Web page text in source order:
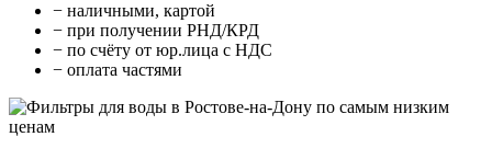
− наличными, картой
− при получении РНД/КРД
− по счёту от юр.лица с НДС
− оплата частями